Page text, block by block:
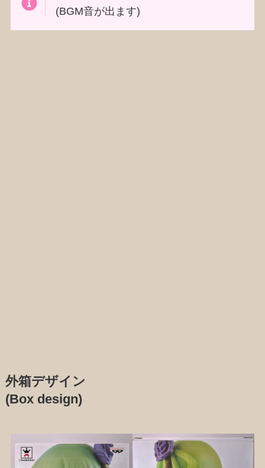
(BGM音が出ます)
外箱デザイン
(Box design)